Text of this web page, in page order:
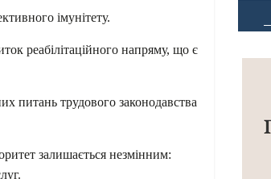
імунітету.
реабілітаційного напряму, що є
питань трудового законодавства
залишається незмінним: